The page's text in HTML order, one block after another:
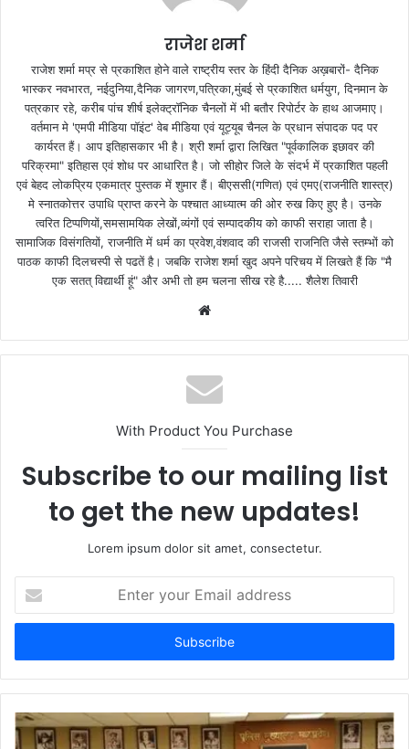
राजेश शर्मा
राजेश शर्मा मप्र से प्रकाशित होने वाले राष्ट्रीय स्तर के हिंदी दैनिक अख़बारों- दैनिक
भास्कर नवभारत, नईदुनिया,दैनिक जागरण,पत्रिका,मुंबई से प्रकाशित धर्मयुग, दिनमान के
पत्रकार रहे, करीब पांच शीर्ष इलेक्ट्रॉनिक चैनलों में भी बतौर रिपोर्टर के हाथ आजमाए।
वर्तमान मे 'एमपी मीडिया पॉइंट' वेब मीडिया एवं यूट्यूब चैनल के प्रधान संपादक पद पर
कार्यरत हैं। आप इतिहासकार भी है। श्री शर्मा द्वारा लिखित "पूर्वकालिक इछावर की
परिक्रमा" इतिहास एवं शोध पर आधारित है। जो सीहोर जिले के संदर्भ में प्रकाशित पहली
एवं बेहद लोकप्रिय एकमात्र पुस्तक में शुमार हैं। बीएससी(गणित) एवं एमए(राजनीति शास्त्र)
मे स्नातकोत्तर उपाधि प्राप्त करने के पश्चात आध्यात्म की ओर रुख किए हुए है। उनके
त्वरित टिप्पणियों,समसामयिक लेखों,व्यंगों एवं सम्पादकीय को काफी सराहा जाता है।
सामाजिक विसंगतियों, राजनीति में धर्म का प्रवेश,वंशवाद की राजसी राजनिति जैसे स्तम्भों को
पाठक काफी दिलचस्पी से पढतें है। जबकि राजेश शर्मा खुद अपने परिचय में लिखते हैं कि "मै
एक सतत् विद्यार्थी हूं" और अभी तो हम चलना सीख रहे है..... शैलेश तिवारी
b
s
i
e
With Product You Purchase
Subscribe to our mailing list
to get the new updates!
Lorem ipsum dolor sit amet, consectetur.
t
r
y
u
r